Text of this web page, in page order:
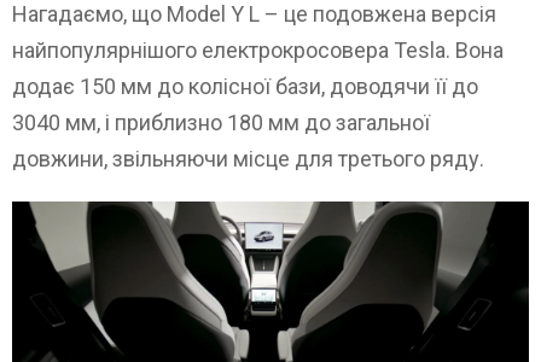
Нагадаємо, що Model Y L – це подовжена версія
найпопулярнішого електрокросовера Tesla. Вона
додає 150 мм до колісної бази, доводячи її до
3040 мм, і приблизно 180 мм до загальної
довжини, звільняючи місце для третього ряду.